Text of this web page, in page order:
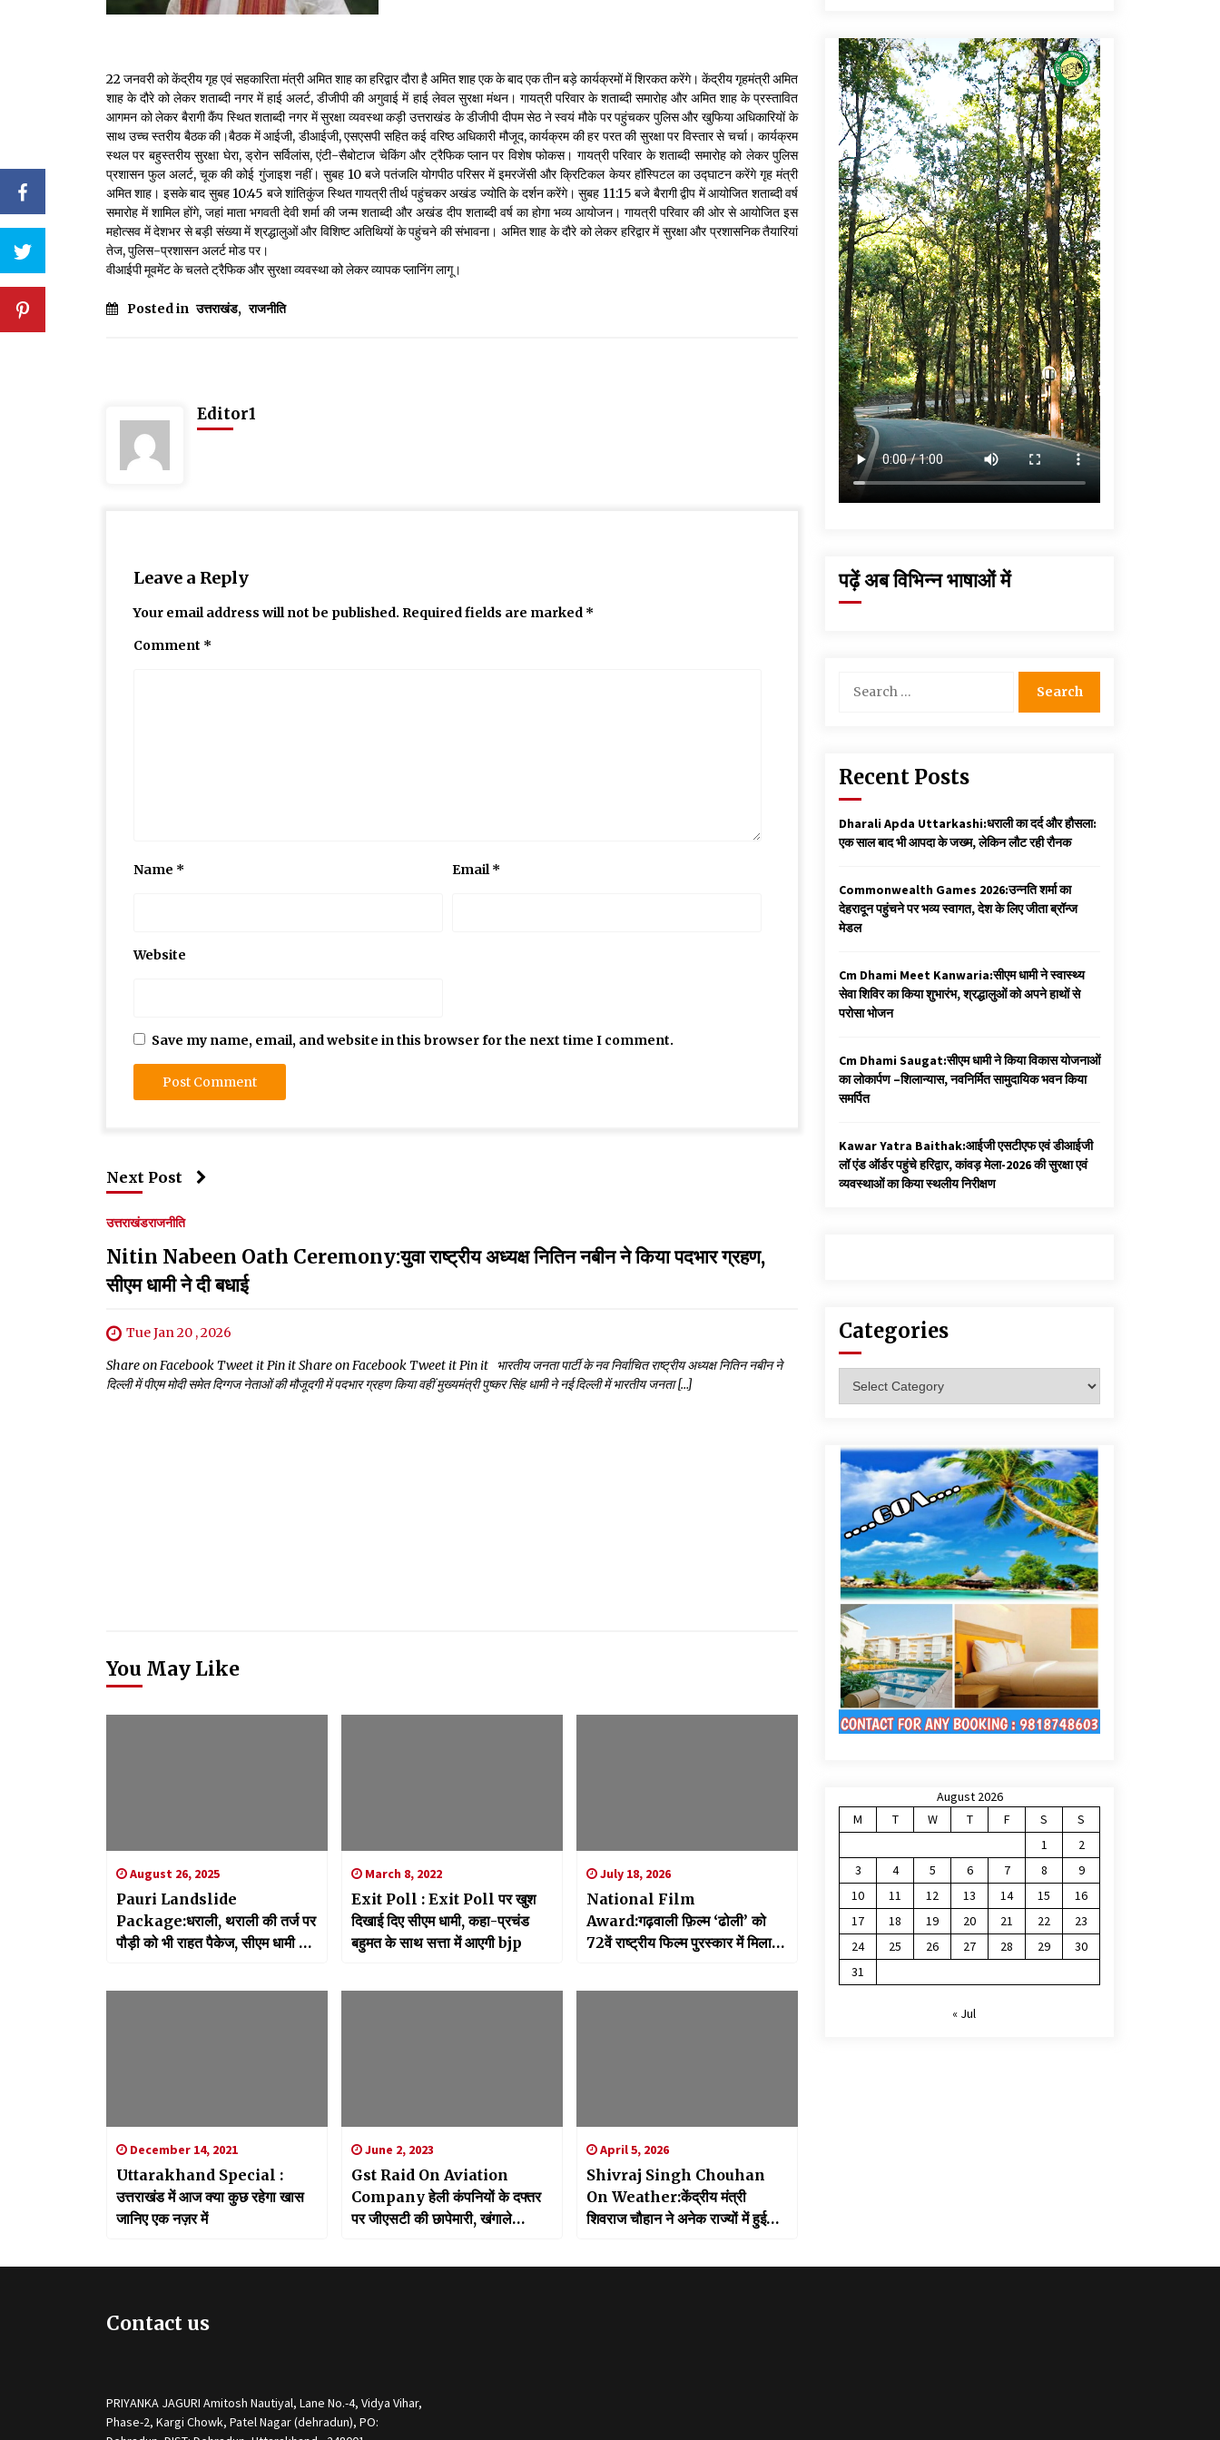
22 जनवरी को केंद्रीय गृह एवं सहकारिता मंत्री अमित शाह का हरिद्वार दौरा है अमित शाह एक के बाद एक तीन बड़े कार्यक्रमों में शिरकत करेंगे। केंद्रीय गृहमंत्री अमित
शाह के दौरे को लेकर शताब्दी नगर में हाई अलर्ट, डीजीपी की अगुवाई में हाई लेवल सुरक्षा मंथन। गायत्री परिवार के शताब्दी समारोह और अमित शाह के प्रस्तावित
आगमन को लेकर बैरागी कैंप स्थित शताब्दी नगर में सुरक्षा व्यवस्था कड़ी उत्तराखंड के डीजीपी दीपम सेठ ने स्वयं मौके पर पहुंचकर पुलिस और खुफिया अधिकारियों के
साथ उच्च स्तरीय बैठक की।बैठक में आईजी, डीआईजी, एसएसपी सहित कई वरिष्ठ अधिकारी मौजूद, कार्यक्रम की हर परत की सुरक्षा पर विस्तार से चर्चा। कार्यक्रम
स्थल पर बहुस्तरीय सुरक्षा घेरा, ड्रोन सर्विलांस, एंटी-सैबोटाज चेकिंग और ट्रैफिक प्लान पर विशेष फोकस। गायत्री परिवार के शताब्दी समारोह को लेकर पुलिस
प्रशासन फुल अलर्ट, चूक की कोई गुंजाइश नहीं। सुबह 10 बजे पतंजलि योगपीठ परिसर में इमरजेंसी और क्रिटिकल केयर हॉस्पिटल का उद्घाटन करेंगे गृह मंत्री
अमित शाह। इसके बाद सुबह 10:45 बजे शांतिकुंज स्थित गायत्री तीर्थ पहुंचकर अखंड ज्योति के दर्शन करेंगे। सुबह 11:15 बजे बैरागी द्वीप में आयोजित शताब्दी वर्ष
समारोह में शामिल होंगे, जहां माता भगवती देवी शर्मा की जन्म शताब्दी और अखंड दीप शताब्दी वर्ष का होगा भव्य आयोजन। गायत्री परिवार की ओर से आयोजित इस
महोत्सव में देशभर से बड़ी संख्या में श्रद्धालुओं और विशिष्ट अतिथियों के पहुंचने की संभावना। अमित शाह के दौरे को लेकर हरिद्वार में सुरक्षा और प्रशासनिक तैयारियां
तेज, पुलिस-प्रशासन अलर्ट मोड पर।
वीआईपी मूवमेंट के चलते ट्रैफिक और सुरक्षा व्यवस्था को लेकर व्यापक प्लानिंग लागू।
Posted in उत्तराखंड, राजनीति
Editor1
Leave a Reply
Your email address will not be published. Required fields are marked *
Comment *
Name * Email*
Website
Save my name, email, and website in this browser for the next time I comment.
Next Post
उत्तराखंडराजनीति
Nitin Nabeen Oath Ceremony:युवा राष्ट्रीय अध्यक्ष नितिन नबीन ने किया पदभार ग्रहण,
सीएम धामी ने दी बधाई
Tue Jan 20 , 2026
Share on Facebook Tweet it Pin it Share on Facebook Tweet it Pin it भारतीय जनता पार्टी के नव निर्वाचित राष्ट्रीय अध्यक्ष नितिन नबीन ने
दिल्ली में पीएम मोदी समेत दिग्गज नेताओं की मौजूदगी में पदभार ग्रहण किया वहीं मुख्यमंत्री पुष्कर सिंह धामी ने नई दिल्ली में भारतीय जनता […]
You May Like
August 26, 2025
Pauri Landslide
Package:धराली, थराली की तर्ज पर
पौड़ी को भी राहत पैकेज, सीएम धामी ने
March 8, 2022
Exit Poll : Exit Poll पर खुश
दिखाई दिए सीएम धामी, कहा-प्रचंड
बहुमत के साथ सत्ता में आएगी bjp
July 18, 2026
National Film
Award:गढ़वाली फ़िल्म ‘ढोली’ को
72वें राष्ट्रीय फिल्म पुरस्कार में मिला
December 14, 2021
Uttarakhand Special :
उत्तराखंड में आज क्या कुछ रहेगा खास
जानिए एक नज़र में
June 2, 2023
Gst Raid On Aviation
Company हेली कंपनियों के दफ्तर
पर जीएसटी की छापेमारी, खंगाले
April 5, 2026
Shivraj Singh Chouhan
On Weather:केंद्रीय मंत्री
शिवराज चौहान ने अनेक राज्यों में हुई
पढ़ें अब विभिन्न भाषाओं में
for:
Recent Posts
Dharali Apda Uttarkashi:धराली का दर्द और हौसला:
एक साल बाद भी आपदा के जख्म, लेकिन लौट रही रौनक
Commonwealth Games 2026:उन्नति शर्मा का
देहरादून पहुंचने पर भव्य स्वागत, देश के लिए जीता ब्रॉन्ज
मेडल
Cm Dhami Meet Kanwaria:सीएम धामी ने स्वास्थ्य
सेवा शिविर का किया शुभारंभ, श्रद्धालुओं को अपने हाथों से
परोसा भोजन
Cm Dhami Saugat:सीएम धामी ने किया विकास योजनाओं
का लोकार्पण –शिलान्यास, नवनिर्मित सामुदायिक भवन किया
समर्पित
Kawar Yatra Baithak:आईजी एसटीएफ एवं डीआईजी
लॉ एंड ऑर्डर पहुंचे हरिद्वार, कांवड़ मेला-2026 की सुरक्षा एवं
व्यवस्थाओं का किया स्थलीय निरीक्षण
Categories
August 2026
M
T W T F S
S
1
2
3
4 5 6 7 8
9
10
11 12 13 14 15
16
17
18 19 20 21 22
23
24
25 26 27 28 29
30
31
« Jul
Contact us
PRIYANKA JAGURI Amitosh Nautiyal, Lane No.-4, Vidya Vihar,
Phase-2, Kargi Chowk, Patel Nagar (dehradun), PO: